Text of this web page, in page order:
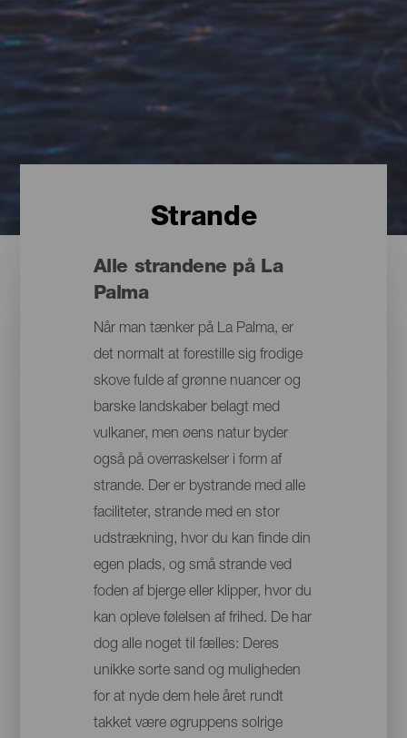
Strande
Alle strandene på La
Palma
Når man tænker på La Palma, er
det normalt at forestille sig frodige
skove fulde af grønne nuancer og
barske landskaber belagt med
vulkaner, men øens natur byder
også på overraskelser i form af
strande. Der er bystrande med alle
faciliteter, strande med en stor
udstrækning, hvor du kan finde din
egen plads, og små strande ved
foden af bjerge eller klipper, hvor du
kan opleve følelsen af frihed. De har
dog alle noget til fælles: Deres
unikke sorte sand og muligheden
for at nyde dem hele året rundt
takket være øgruppens solrige